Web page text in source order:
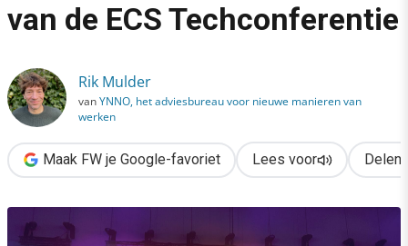
Dit zijn de 10 belangrijkste AI- en digitaliseringstrends van de
van de ECS Techconferentie
Rik Mulder
vanYNNO, het adviesbureau voor nieuwe manieren van
werken
Maak FW je Google-favoriet Lees voor Delen